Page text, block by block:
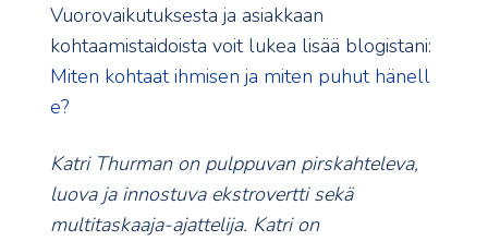
Vuorovaikutuksesta ja asiakkaan
kohtaamistaidoista voit lukea lisää blogistani:
Miten kohtaat ihmisen ja miten puhut hänell
e?
Katri Thurman on pulppuvan pirskahteleva,
luova ja innostuva ekstrovertti sekä
multitaskaaja-ajattelija. Katri on